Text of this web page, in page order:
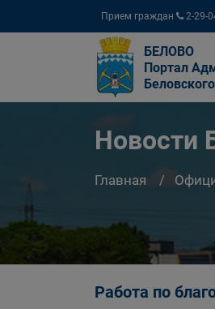
Прием граждан 2-29-
БЕЛОВО
Портал
Новости
Главная
Работа по